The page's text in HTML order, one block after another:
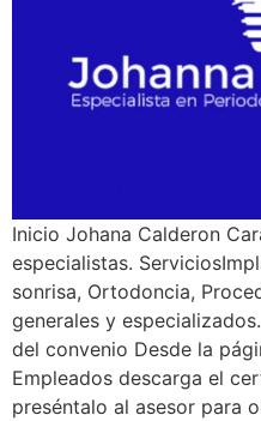
Inicio Johana Calderon
especialistas.
sonrisa, Ortodoncia,
generales y
del convenio Desde la
Empleados descarga el
preséntalo al asesor para